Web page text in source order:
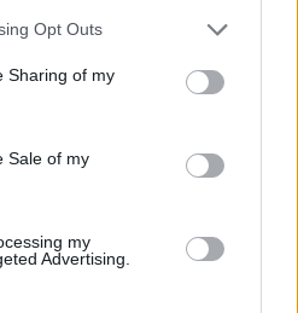
Opt Outs
Sharing of my
Sale of my
my
Advertising.
köztársasági